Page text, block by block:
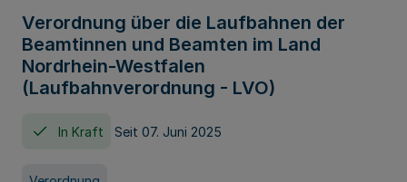
Verordnung über die Laufbahnen der
Beamtinnen und Beamten im Land
Nordrhein-Westfalen
(Laufbahnverordnung - LVO)
In Kraft Seit 07. Juni 2025